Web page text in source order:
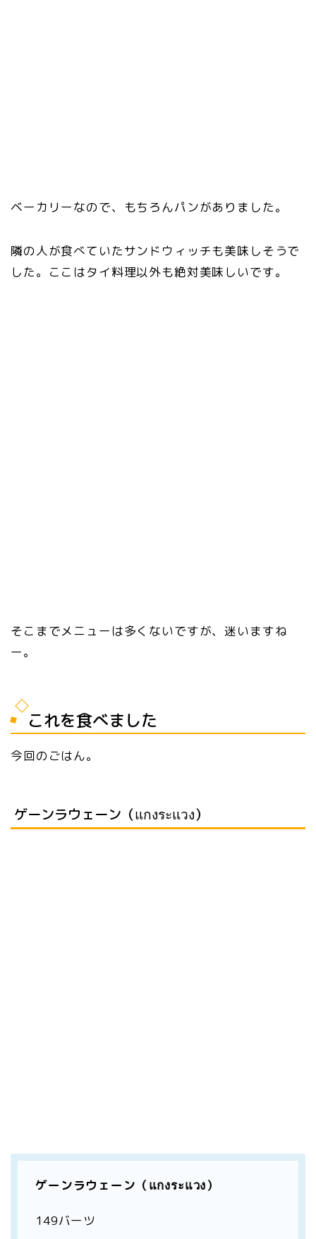
ベーカリーなので、もちろんパンがありました。
隣の人が食べていたサンドウィッチも美味しそうで
した。ここはタイ料理以外も絶対美味しいです。
そこまでメニューは多くないですが、迷いますね
ー。
これを食べました
今回のごはん。
ゲーンラウェーン（แกงระแวง）
ゲーンラウェーン（แกงระแวง）
149バーツ